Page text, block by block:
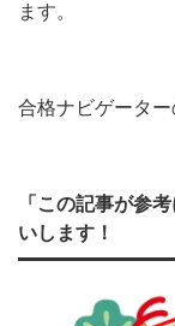
ます。
合格ナビゲータ
「この記事が参
いします！